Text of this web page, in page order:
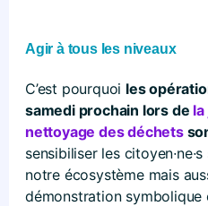
Agir à tous les niveaux
C’est pourquoi les
samedi prochain lors de
nettoyage des déchets
sensibiliser les citoyen·ne·s
notre écosystème mais
démonstration symbolique